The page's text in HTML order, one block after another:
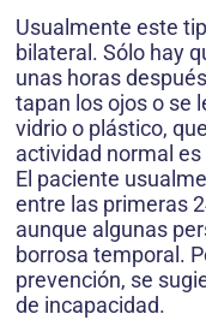
Usualmente este
bilateral. Sólo hay
unas horas
tapan los ojos o se
vidrio o plástico,
actividad normal
El paciente
entre las primeras
aunque algunas
borrosa temporal.
prevención, se
de incapacidad.